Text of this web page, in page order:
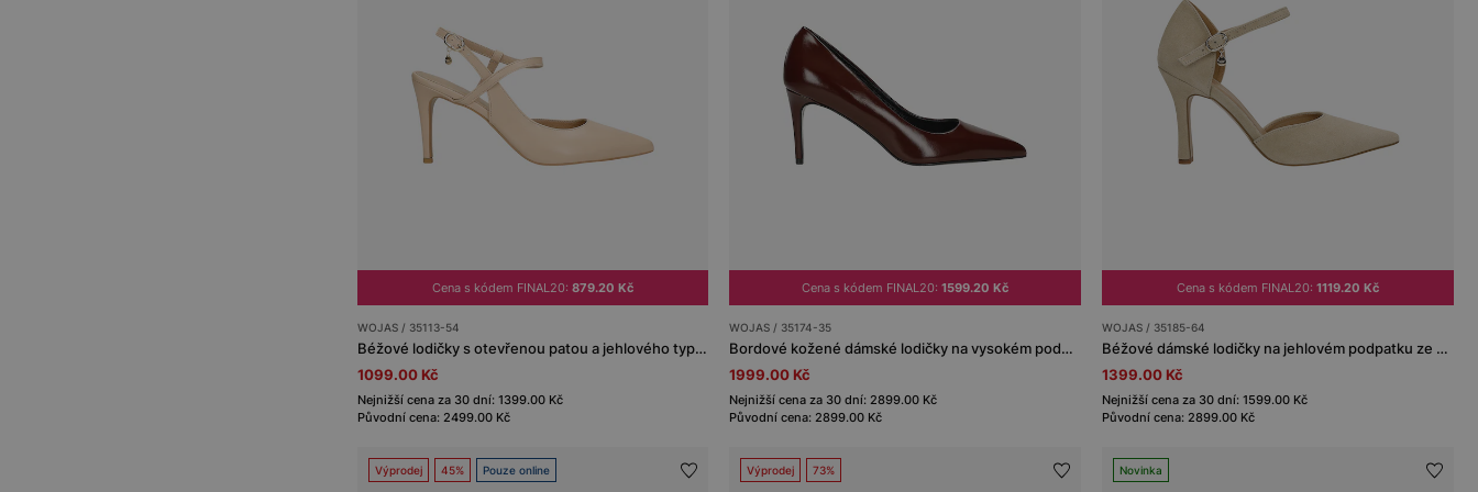
Cena s kódem FINAL20: 879.20 Kč
WOJAS / 35113-54
Béžové lodičky s otevřenou patou a jehlového typu podpatkem
1099.00 Kč
Nejnižší cena za 30 dní: 1399.00 Kč
Původní cena: 2499.00 Kč
Cena s kódem FINAL20:1599.20 Kč
WOJAS / 35174-35
Bordové kožené dámské lodičky na vysokém podpatku
1999.00 Kč
Nejnižší cena za 30 dní: 2899.00 Kč
Původní cena: 2899.00 Kč
Cena s kódem FINAL20:1119.20 Kč
WOJAS / 35185-64
Béžové dámské lodičky na jehlovém podpatku ze semišové kůže
1399.00 Kč
Nejnižší cena za 30 dní: 1599.00 Kč
Původní cena: 2899.00 Kč
Výprodej 45% Pouze online Výprodej 73% Novinka